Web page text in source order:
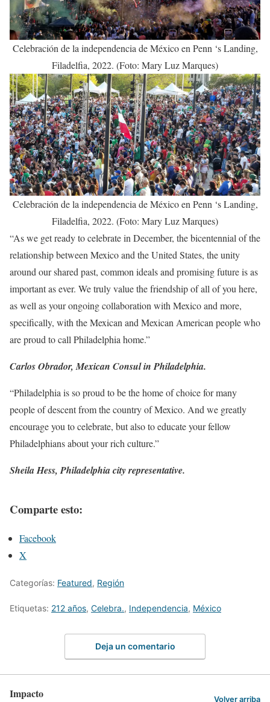
Celebración de la independencia de México en Penn ‘s Landing,
Filadelfia, 2022. (Foto: Mary Luz Marques)
Celebración de la independencia de México en Penn ‘s Landing,
Filadelfia, 2022. (Foto: Mary Luz Marques)
“As we get ready to celebrate in December, the bicentennial of the
relationship between Mexico and the United States, the unity
around our shared past, common ideals and promising future is as
important as ever. We truly value the friendship of all of you here,
as well as your ongoing collaboration with Mexico and more,
specifically, with the Mexican and Mexican American people who
are proud to call Philadelphia home.”
Carlos Obrador, Mexican Consul in Philadelphia.
“Philadelphia is so proud to be the home of choice for many
people of descent from the country of Mexico. And we greatly
encourage you to celebrate, but also to educate your fellow
Philadelphians about your rich culture.”
Sheila Hess, Philadelphia city representative.
Comparte esto:
Facebook
X
Categorías: Featured, Región
Etiquetas: 212 años, Celebra., Independencia, México
Deja un comentario
Impacto Volver arriba